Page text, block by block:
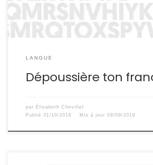
LANGUE
Dépoussière ton
par Élisabeth Chevillet
Publié 31/10/2018 Mis à jour 09/09/2019